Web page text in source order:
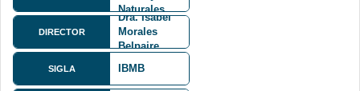
Naturales
FCPN
DIRECTOR
Dra. Isabel
Morales
Belpaire
SIGLA IBMB